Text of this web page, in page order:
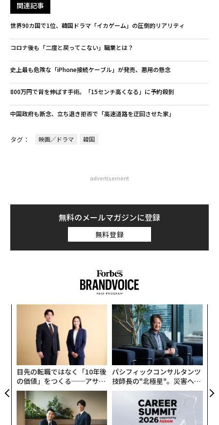
関連記事
世界90カ国で1位、韓国ドラマ「イカゲーム」の圧倒的リアリティ
コロナ後も「二度と戻ってこない」職業とは？
史上最も危険な「iPhone接続ケーブル」が発売、悪用の懸念
800万円で背を伸ばす手術。「15センチ高くなる」に予約殺到
中国政府も断念、立ち退き拒否で「高速道路を迂回させた家」
タグ： 映画／ドラマ 韓国
advertisement
無料のメールマガジンに登録
無料登録
目先の転職ではなく「10年後
の価値」をつくる──アサイ
ンの長期伴走型支援とは
パシフィックコンサルタンツ
技師長の"北極星"。災害への
無力感を乗り越え見つけた、
防災一筋20年の答え